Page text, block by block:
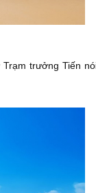
trưởng Tiến